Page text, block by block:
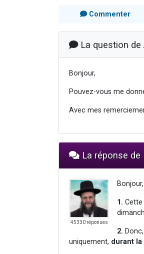
Commenter
La question de
Bonjour,
Pouvez-vous me
Avec mes
La réponse de
45330 réponses
Bonjour,
1. Cette
2.
uniquement, durant la